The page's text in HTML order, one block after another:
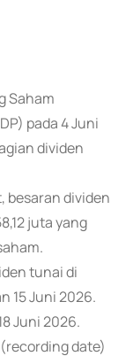
Saham
pada 4 Juni
dividen
besaran dividen
juta yang
tunai di
15 Juni 2026.
Juni 2026.
date)